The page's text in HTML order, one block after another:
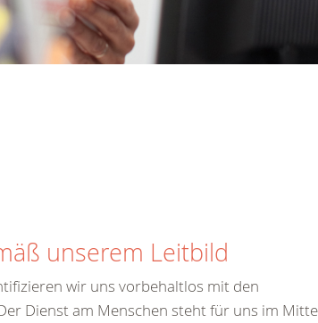
unserem Leitbild
wir uns vorbehaltlos mit den
Dienst am Menschen steht für uns im